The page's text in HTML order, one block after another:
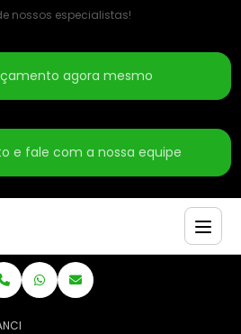
nossos especialistas!
agora mesmo
e fale com a nossa equipe
EM NOVA LIMA